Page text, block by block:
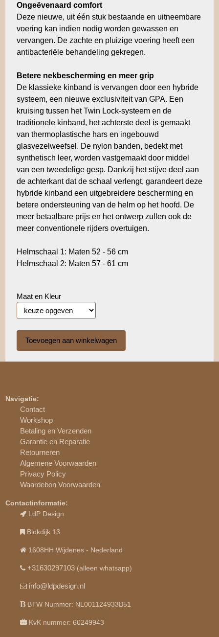
Ongeëvenaard comfort
Deze nieuwe, uit één stuk bestaande en uitneembare
voering kan indien nodig worden gewassen en
vervangen. De zachte en pluizige voering heeft een
antibacteriële behandeling gekregen.
Betere nekbescherming en meer grip
De klassieke kinband is vervangen door een hybride
systeem, een nieuwe exclusiviteit van GPA. Een
kruising tussen het Twin Lock-systeem en de
traditionele kinband, het achterste deel is gemaakt
van thermoplastische hars en ingebouwd
glasvezelweefsel. De nylon banden, bedekt met
synthetisch leer, worden vastgemaakt door middel
van een tweedelige gesp. Dankzij het stijve deel aan
de achterkant dat de schaal verlengt, garandeert deze
hybride kinband een uitgebreidere bescherming en
betere ondersteuning van de helm op het hoofd. De
meer betaalbare prijs en het ontwerp zullen ook de
meer conventionele rijders overtuigen.
Helmschaal 1: Maten 52 - 56 cm
Helmschaal 2: Maten 57 - 61 cm
Maat en Kleur
Navigatie:
Contact
Workshop
Betaling en Verzenden
Garantie en Reparatie
Retourneren
Algemene Voorwaarden
Privacy Policy
Waardebon Voorwaarden
Contactinformatie:
LdP Design
Blokdijk 13
1608HH Wijdenes - Nederland
+31630297103 (alleen whatsapp)
info@ldpdesign.nl
BTW Nummer: NL001124933B51
KvK nummer: 60249943